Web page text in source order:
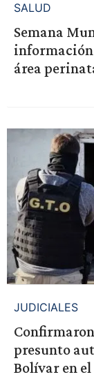
SALUD
Semana
información
área
JUDICIALES
presunto
Bolívar en el